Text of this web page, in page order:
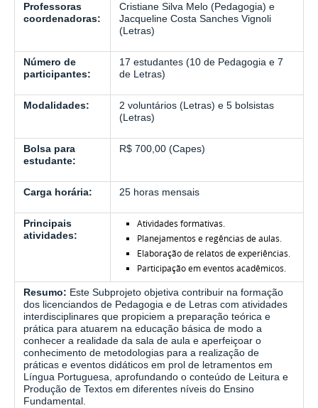
Professoras
coordenadoras:
Cristiane Silva Melo (Pedagogia) e
Jacqueline Costa Sanches Vignoli
(Letras)
Número de
participantes:
17 estudantes (10 de Pedagogia e 7
de Letras)
Modalidades:
2 voluntários (Letras) e 5 bolsistas
(Letras)
Bolsa para
estudante:
R$ 700,00 (Capes)
Carga horária: 25 horas mensais
Principais
atividades:
Atividades formativas.
Planejamentos e regências de aulas.
Elaboração de relatos de experiências.
Participação em eventos acadêmicos.
Resumo: Este Subprojeto objetiva contribuir na formação
dos licenciandos de Pedagogia e de Letras com atividades
interdisciplinares que propiciem a preparação teórica e
prática para atuarem na educação básica de modo a
conhecer a realidade da sala de aula e aperfeiçoar o
conhecimento de metodologias para a realização de
práticas e eventos didáticos em prol de letramentos em
Língua Portuguesa, aprofundando o conteúdo de Leitura e
Produção de Textos em diferentes níveis do Ensino
Fundamental.